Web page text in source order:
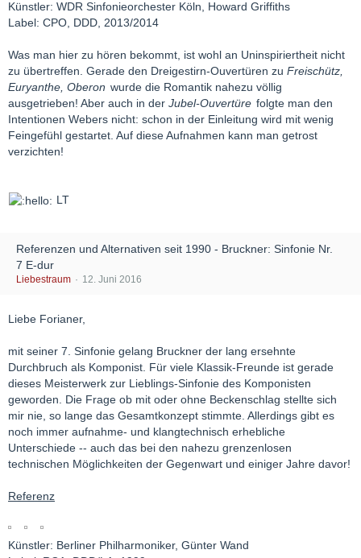
Künstler: WDR Sinfonieorchester Köln, Howard Griffiths
Label: CPO, DDD, 2013/2014
Was man hier zu hören bekommt, ist wohl an Uninspiriertheit nicht
zu übertreffen. Gerade den Dreigestirn-Ouvertüren zu Freischütz,
Euryanthe, Oberon wurde die Romantik nahezu völlig
ausgetrieben! Aber auch in der Jubel-Ouvertüre folgte man den
Intentionen Webers nicht: schon in der Einleitung wird mit wenig
Feingefühl gestartet. Auf diese Aufnahmen kann man getrost
verzichten!
LT
Referenzen und Alternativen seit 1990 - Bruckner: Sinfonie Nr.
7 E-dur
Liebestraum 12. Juni 2016
Liebe Forianer,
mit seiner 7. Sinfonie gelang Bruckner der lang ersehnte
Durchbruch als Komponist. Für viele Klassik-Freunde ist gerade
dieses Meisterwerk zur Lieblings-Sinfonie des Komponisten
geworden. Die Frage ob mit oder ohne Beckenschlag stellte sich
mir nie, so lange das Gesamtkonzept stimmte. Allerdings gibt es
noch immer aufnahme- und klangtechnisch erhebliche
Unterschiede -- auch das bei den nahezu grenzenlosen
technischen Möglichkeiten der Gegenwart und einiger Jahre davor!
Referenz
Künstler: Berliner Philharmoniker, Günter Wand